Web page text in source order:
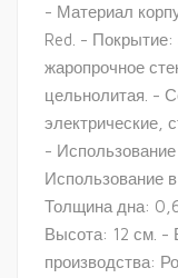
- Материал
Red. -
жаропрочное
цельнолитая. -
электрические,
-
Использование
Толщина дна:
Высота: 12 см. -
производства: